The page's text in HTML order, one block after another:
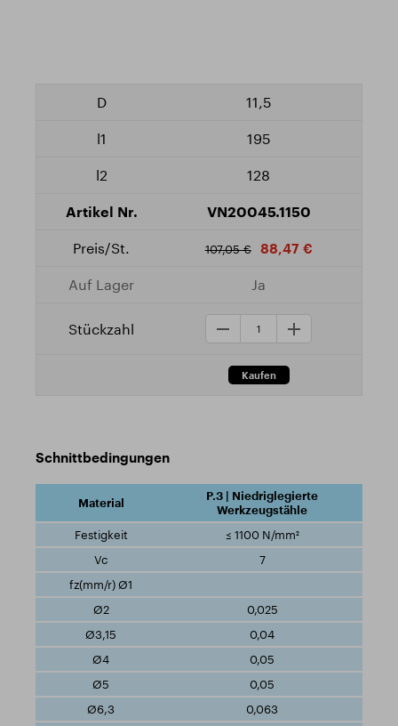
11,5
195
128
VN20045.1150
107,05 € 88,47 €
Ja
Schnittbedingungen
P.3 | Niedriglegierte
Werkzeugstähle
≤ 1100 N/mm²
7
0,025
0,04
0,05
0,05
0,063